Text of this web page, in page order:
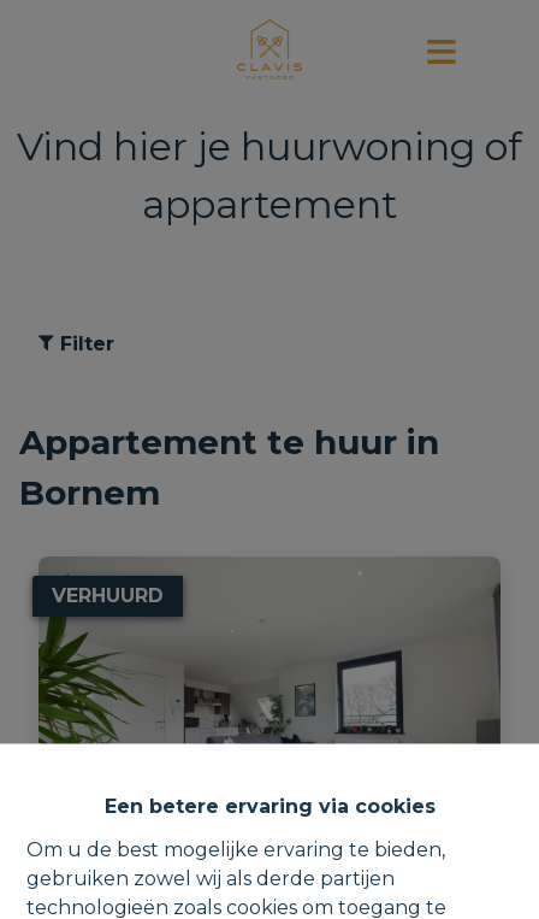
Een betere ervaring via cookies
Om u de best mogelijke ervaring te bieden,
gebruiken zowel wij als derde partijen
technologieën zoals cookies om toegang te
Vind hier je huurwoning of
appartement
Filter
Appartement te huur in
Bornem
VERHUURD
Recent appartement met terras en